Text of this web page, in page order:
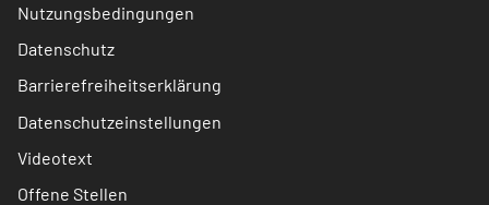
Nutzungsbedingungen
Datenschutz
Barrierefreiheitserklärung
Datenschutzeinstellungen
Videotext
Offene Stellen